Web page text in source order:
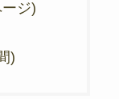
ジ)
)